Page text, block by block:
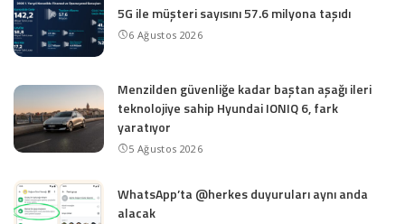
5G ile müşteri sayısını 57.6 milyona taşıdı
6 Ağustos 2026
Menzilden güvenliğe kadar baştan aşağı ileri
teknolojiye sahip Hyundai IONIQ 6, fark
yaratıyor
5 Ağustos 2026
WhatsApp’ta @herkes duyuruları aynı anda
alacak